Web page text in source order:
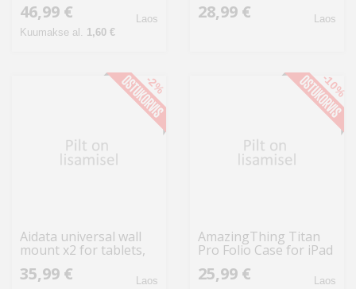
Clamp, 360 degree
rotation DELTACO b
46,99 €
Kuumakse al. 1,60 €
Laos 28,99 € Laos
Aidata universal wall
mount x2 for tablets,
rotate 360 ​​°, 7.9-13 ",
35,99 € Laos
-2%
AmazingThing Titan
Pro Folio Case for iPad
(2025/2026) - Gray
25,99 € Laos
-10%